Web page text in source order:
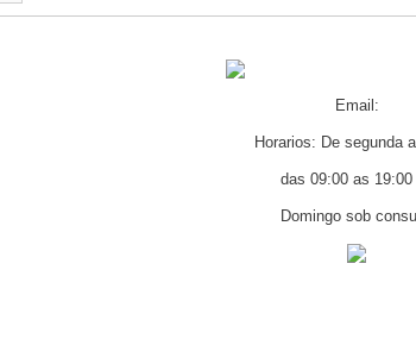
Email:
Horarios: De segunda
das 09:00 as 19:00
Domingo sob